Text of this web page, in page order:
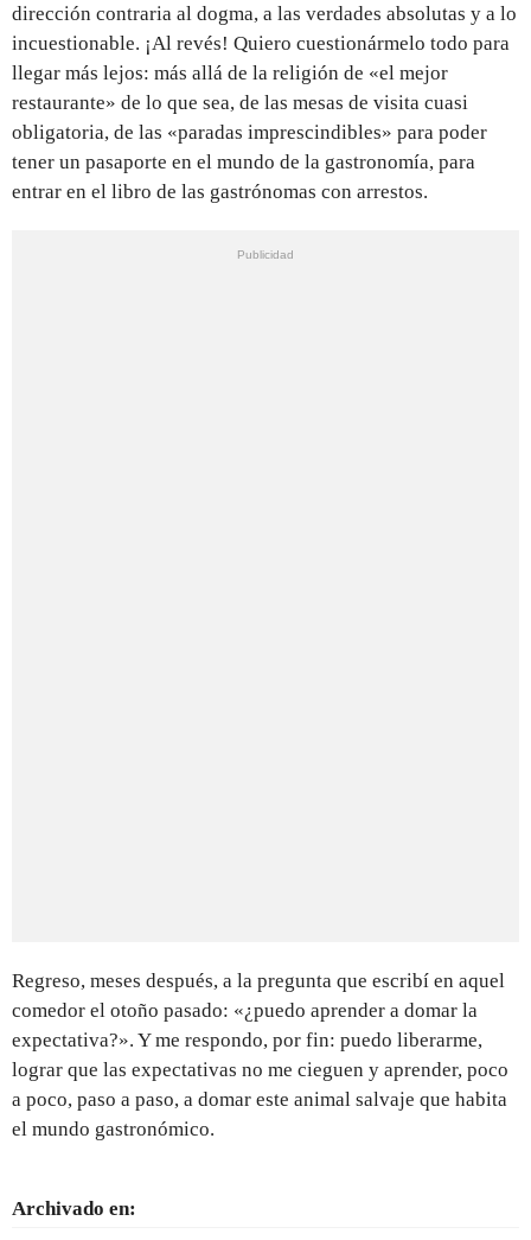
dirección contraria al dogma, a las verdades absolutas y a lo
incuestionable. ¡Al revés! Quiero cuestionármelo todo para
llegar más lejos: más allá de la religión de «el mejor
restaurante» de lo que sea, de las mesas de visita cuasi
obligatoria, de las «paradas imprescindibles» para poder
tener un pasaporte en el mundo de la gastronomía, para
entrar en el libro de las gastrónomas con arrestos.
Regreso, meses después, a la pregunta que escribí en aquel
comedor el otoño pasado: «¿puedo aprender a domar la
expectativa?». Y me respondo, por fin: puedo liberarme,
lograr que las expectativas no me cieguen y aprender, poco
a poco, paso a paso, a domar este animal salvaje que habita
el mundo gastronómico.
Archivado en: